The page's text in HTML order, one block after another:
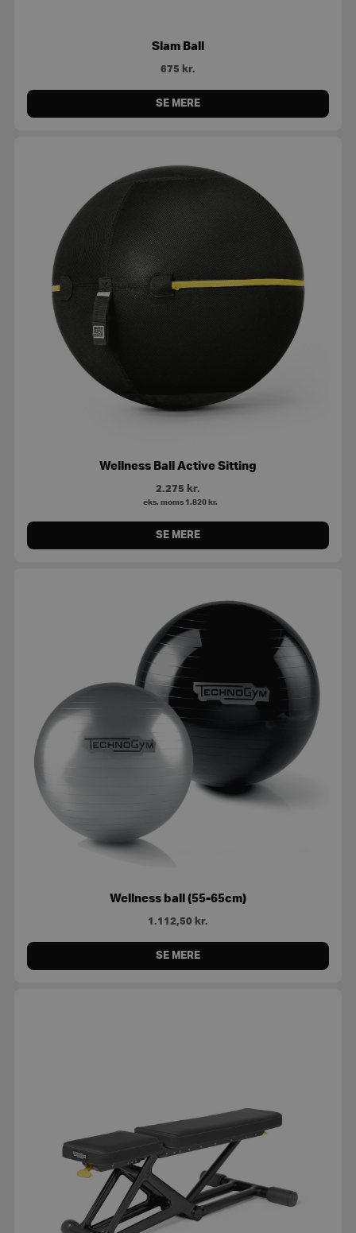
Slam Ball
675 kr.
SE MERE
Wellness Ball Active Sitting
2.275 kr.
eks. moms 1.820 kr.
SE MERE
Wellness ball (55-65cm)
1.112,50 kr.
SE MERE